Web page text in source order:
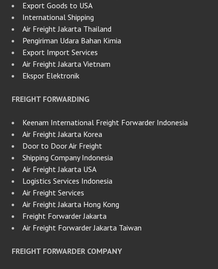
Export Goods to USA
International Shipping
Air Freight Jakarta Thailand
Pengiriman Udara Bahan Kimia
Export Import Services
Air Freight Jakarta Vietnam
Ekspor Elektronik
FREIGHT FORWARDING
Keenam International Freight Forwarder Indonesia
Air Freight Jakarta Korea
Door to Door Air Freight
Shipping Company Indonesia
Air Freight Jakarta USA
Logistics Services Indonesia
Air Freight Services
Air Freight Jakarta Hong Kong
Freight Forwarder Jakarta
Air Freight Forwarder Jakarta Taiwan
FREIGHT FORWARDER COMPANY